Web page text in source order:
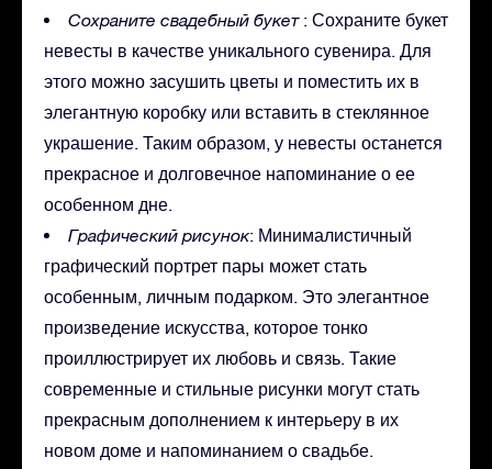
Сохраните свадебный букет : Сохраните букет
невесты в качестве уникального сувенира. Для
этого можно засушить цветы и поместить их в
элегантную коробку или вставить в стеклянное
украшение. Таким образом, у невесты останется
прекрасное и долговечное напоминание о ее
особенном дне.
Графический рисунок: Минималистичный
графический портрет пары может стать
особенным, личным подарком. Это элегантное
произведение искусства, которое тонко
проиллюстрирует их любовь и связь. Такие
современные и стильные рисунки могут стать
прекрасным дополнением к интерьеру в их
новом доме и напоминанием о свадьбе.